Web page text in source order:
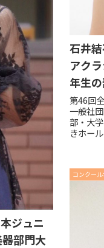
石井
アク
年生
第46回
一般社
部・大
きホー
ジュニ
部門大
コンクー